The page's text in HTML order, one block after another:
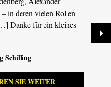
in deren vielen Rollen
Danke für ein kleines
Schilling
SIE WEITER